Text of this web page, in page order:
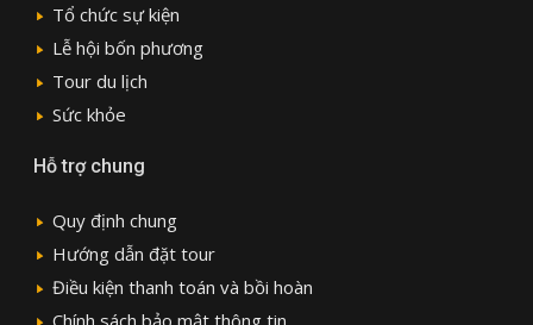
Tổ chức sự kiện
Lễ hội bốn phương
Tour du lịch
Sức khỏe
Hỗ trợ chung
Quy định chung
Hướng dẫn đặt tour
Điều kiện thanh toán và bồi hoàn
Chính sách bảo mật thông tin